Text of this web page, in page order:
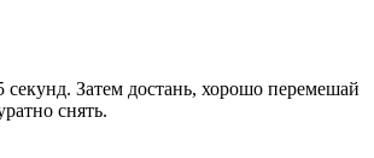
Затем достань, хорошо перемешай
снять.